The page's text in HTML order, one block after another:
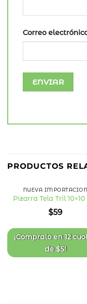
Correo
PRODUCTOS
NUEVA IMPORTACIÓN
Pizarra Tela Tril
$59
¡Compralo en12
de$5!